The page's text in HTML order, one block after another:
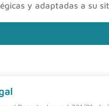
y adaptadas a su